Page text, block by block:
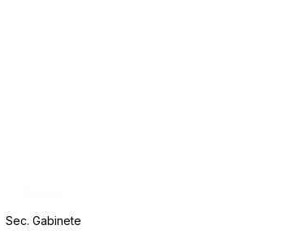
Sec. Gabinete